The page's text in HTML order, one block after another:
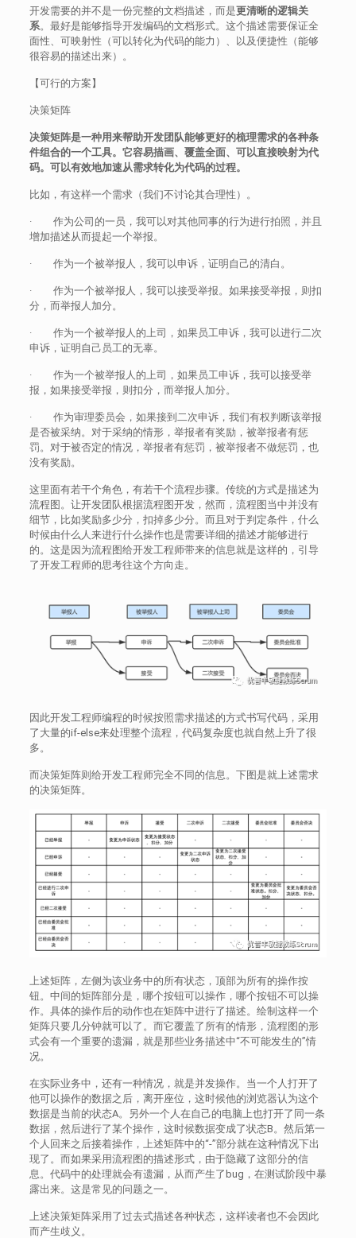
开发需要的并不是一份完整的文档描述，而是更清晰的逻辑关
系。最好是能够指导开发编码的文档形式。这个描述需要保证全
面性、可映射性（可以转化为代码的能力）、以及便捷性（能够
很容易的描述出来）。
【可行的方案】
决策矩阵
决策矩阵是一种用来帮助开发团队能够更好的梳理需求的各种条
件组合的一个工具。它容易描画、覆盖全面、可以直接映射为代
码。可以有效地加速从需求转化为代码的过程。
比如，有这样一个需求（我们不讨论其合理性）。
· 作为公司的一员，我可以对其他同事的行为进行拍照，并且
增加描述从而提起一个举报。
· 作为一个被举报人，我可以申诉，证明自己的清白。
· 作为一个被举报人，我可以接受举报。如果接受举报，则扣
分，而举报人加分。
· 作为一个被举报人的上司，如果员工申诉，我可以进行二次
申诉，证明自己员工的无辜。
· 作为一个被举报人的上司，如果员工申诉，我可以接受举
报，如果接受举报，则扣分，而举报人加分。
· 作为审理委员会，如果接到二次申诉，我们有权判断该举报
是否被采纳。对于采纳的情形，举报者有奖励，被举报者有惩
罚。对于被否定的情况，举报者有惩罚，被举报者不做惩罚，也
没有奖励。
这里面有若干个角色，有若干个流程步骤。传统的方式是描述为
流程图。让开发团队根据流程图开发，然而，流程图当中并没有
细节，比如奖励多少分，扣掉多少分。而且对于判定条件，什么
时候由什么人来进行什么操作也是需要详细的描述才能够进行
的。这是因为流程图给开发工程师带来的信息就是这样的，引导
了开发工程师的思考往这个方向走。
因此开发工程师编程的时候按照需求描述的方式书写代码，采用
了大量的if-else来处理整个流程，代码复杂度也就自然上升了很
多。
而决策矩阵则给开发工程师完全不同的信息。下图是就上述需求
的决策矩阵。
上述矩阵，左侧为该业务中的所有状态，顶部为所有的操作按
钮。中间的矩阵部分是，哪个按钮可以操作，哪个按钮不可以操
作。具体的操作后的动作也在矩阵中进行了描述。绘制这样一个
矩阵只要几分钟就可以了。而它覆盖了所有的情形，流程图的形
式会有一个重要的遗漏，就是那些业务描述中“不可能发生的”情
况。
在实际业务中，还有一种情况，就是并发操作。当一个人打开了
他可以操作的数据之后，离开座位，这时候他的浏览器认为这个
数据是当前的状态A。另外一个人在自己的电脑上也打开了同一条
数据，然后进行了某个操作，这时候数据变成了状态B。然后第一
个人回来之后接着操作，上述矩阵中的“-”部分就在这种情况下出
现了。而如果采用流程图的描述形式，由于隐藏了这部分的信
息。代码中的处理就会有遗漏，从而产生了bug，在测试阶段中暴
露出来。这是常见的问题之一。
上述决策矩阵采用了过去式描述各种状态，这样读者也不会因此
而产生歧义。